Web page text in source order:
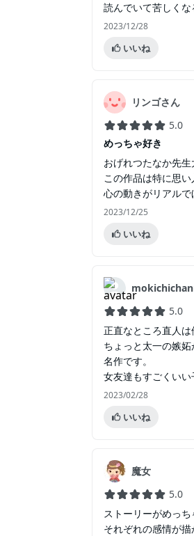
読んでいて苦しくな
2023/12/28
いいね
リンゴさん
5.0
めっちゃ好き
おげれつたなか先生
この作品は特に思い
心の動きがリアルで
2023/12/25
いいね
5.0
正直なところ直人
ちょっと太一の嫉
名作です。
女友達もすごくいい
2023/02/28
いいね
魔女
5.0
ストーリーがめっ
それぞれの感情が